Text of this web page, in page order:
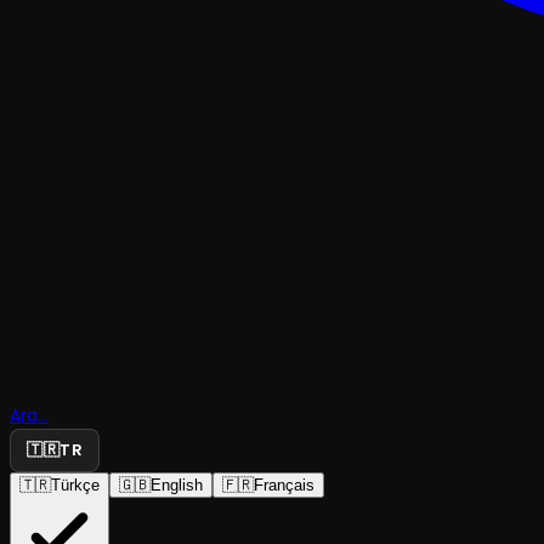
Ara...
🇹🇷TR
🇹🇷Türkçe 🇬🇧English 🇫🇷Français
İçimde